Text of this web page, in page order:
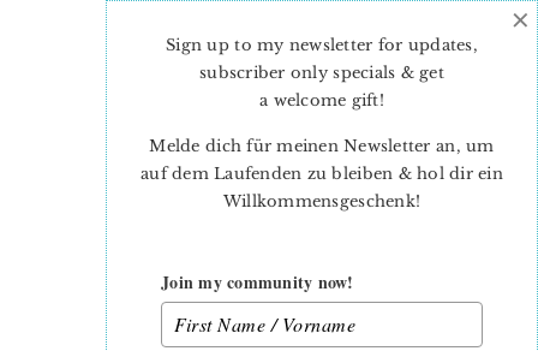
Sign up to my newsletter for updates,
subscriber only specials & get
a welcome gift!
Melde dich für meinen Newsletter an, um
auf dem Laufenden zu bleiben & hol dir ein
Willkommensgeschenk!
Join my community now!
×